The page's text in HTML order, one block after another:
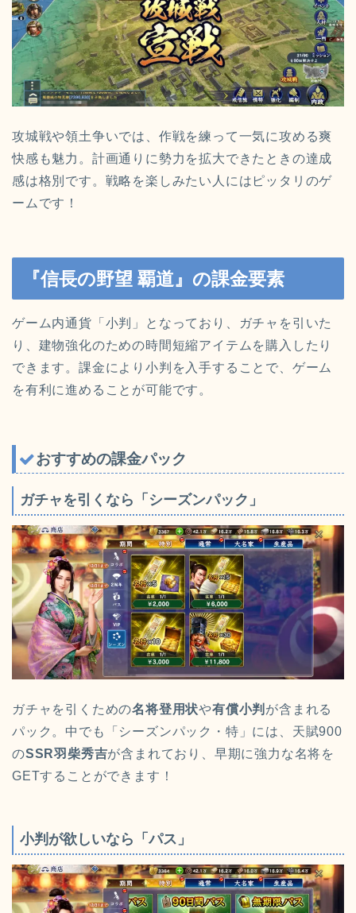
攻城戦や領土争いでは、作戦を練って一気に攻める爽
快感も魅力。計画通りに勢力を拡大できたときの達成
感は格別です。戦略を楽しみたい人にはピッタリのゲ
ームです！
『信長の野望 覇道』の課金要素
ゲーム内通貨「小判」となっており、ガチャを引いた
り、建物強化のための時間短縮アイテムを購入したり
できます。課金により小判を入手することで、ゲーム
を有利に進めることが可能です。
おすすめの課金パック
ガチャを引くなら「シーズンパック」
ガチャを引くための名将登用状や有償小判 が含まれる
パック。中でも「シーズンパック・特」には、天賦900
のSSR羽柴秀吉が含まれており、早期に強力な名将を
GETすることができます！
小判が欲しいなら「パス」